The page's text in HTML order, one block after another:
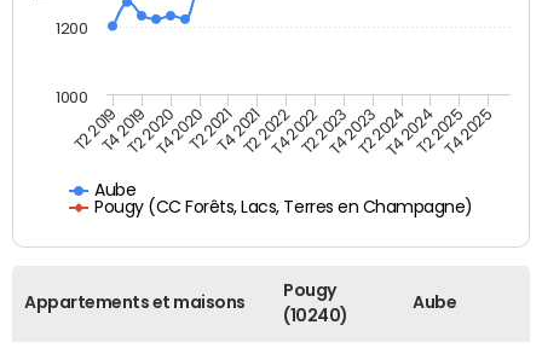
Aube
Pougy (CC Forêts, Lacs, Terres en Champagne)
T2 2019T4 2019T2 2020T4 2020T2 2021T4 2021T2 2022T4 2022T2 2023T4 2023T2 2024T4 2024T2 2025T4 2025
1200
1000
Appartements et maisons
Pougy
(10240)
Aube